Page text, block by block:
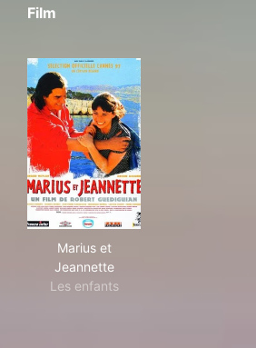
Film
Marius et
Jeannette
Les enfants